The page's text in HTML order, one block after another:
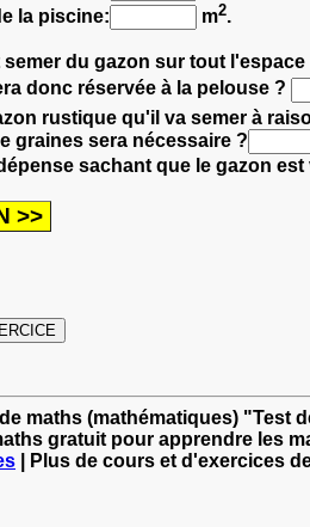
la piscine:
m2.
semer du gazon sur tout
donc réservée à la pelouse ?
rustique qu'il va semer à
graines sera nécessaire ?
sachant que le gazon
maths (mathématiques) "Test
gratuit pour apprendre les
| Plus de cours et d'exercices